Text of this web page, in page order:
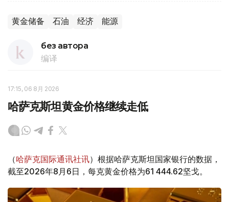
黄金储备 石油 经济 能源
без автора
编译
17:15, 06 8月 2026
哈萨克斯坦黄金价格继续走低
（哈萨克国际通讯社讯）根据哈萨克斯坦国家银行的数据，
截至2026年8月6日，每克黄金价格为61 444.62坚戈。